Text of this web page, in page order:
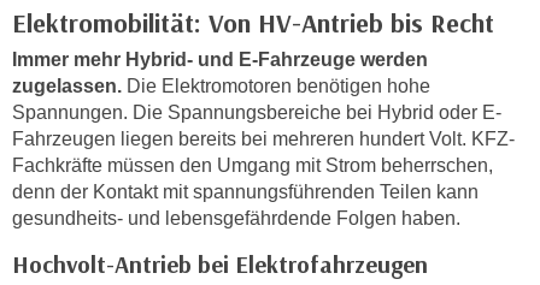
Elektromobilität: Von HV-Antrieb bis Recht
Immer mehr Hybrid- und E-Fahrzeuge werden
zugelassen. Die Elektromotoren benötigen hohe
Spannungen. Die Spannungsbereiche bei Hybrid oder E-
Fahrzeugen liegen bereits bei mehreren hundert Volt. KFZ-
Fachkräfte müssen den Umgang mit Strom beherrschen,
denn der Kontakt mit spannungsführenden Teilen kann
gesundheits- und lebensgefährdende Folgen haben.
Hochvolt-Antrieb bei Elektrofahrzeugen
u
r
C
o
o
k
i
e
h
o
o
k
i
e
s
o